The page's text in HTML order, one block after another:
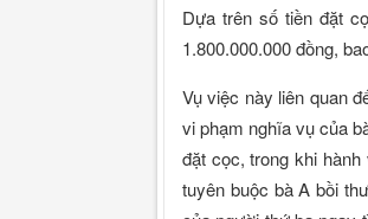
Dựa trên số tiền đặt
1.800.000.000 đồng,
Vụ việc này liên quan
vi phạm nghĩa vụ của
đặt cọc, trong khi
tuyên buộc bà A bồi